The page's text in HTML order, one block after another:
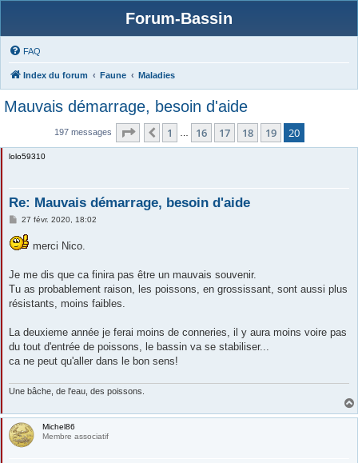
Forum-Bassin
FAQ
Index du forum Faune Maladies
Mauvais démarrage, besoin d'aide
197 messages Page 20 sur 20
Précédente
1 16 17 18 19 20
lolo59310
Re: Mauvais démarrage, besoin d'aide
M
s
s
e
27 févr. 2020, 18:02
merci Nico.
Je me dis que ca finira pas être un mauvais souvenir.
Tu as probablement raison, les poissons, en grossissant, sont aussi plus
résistants, moins faibles.
La deuxieme année je ferai moins de conneries, il y aura moins voire pas
du tout d'entrée de poissons, le bassin va se stabiliser...
ca ne peut qu'aller dans le bon sens!
Une bâche, de l'eau, des poissons.
Michel86
Membre associatif